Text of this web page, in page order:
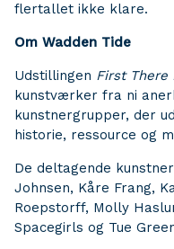
flertallet ikke klare.
Om Wadden Tide
Udstillingen First There
kunstværker fra ni
kunstnergrupper, der
historie, ressource og
De deltagende
Johnsen, Kåre Frang,
Roepstorff, Molly
Spacegirls og Tue